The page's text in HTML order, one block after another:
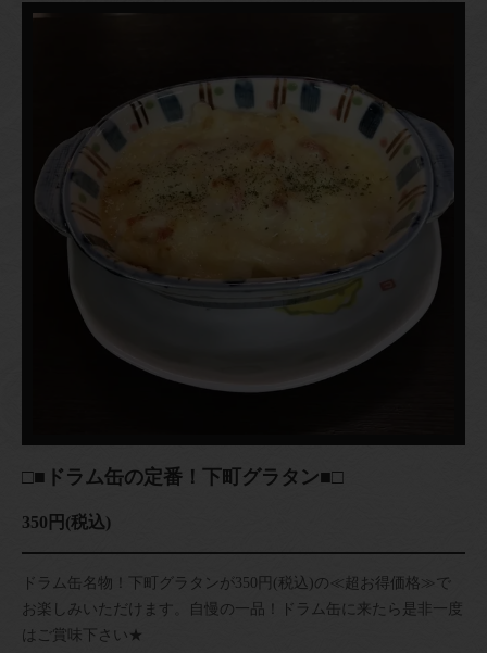
□■ドラム缶の定番！下町グラタン■□
350円 (税込)
ドラム缶名物！下町グラタンが350円(税込)の≪超お得価格≫で
お楽しみいただけます。自慢の一品！ドラム缶に来たら是非一度
はご賞味下さい★